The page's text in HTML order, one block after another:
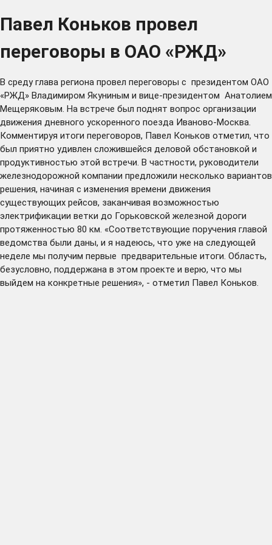
Павел Коньков провел
переговоры в ОАО «РЖД»
В среду глава региона провел переговоры с президентом ОАО
«РЖД» Владимиром Якуниным и вице-президентом Анатолием
Мещеряковым. На встрече был поднят вопрос организации
движения дневного ускоренного поезда Иваново-Москва.
Комментируя итоги переговоров, Павел Коньков отметил, что
был приятно удивлен сложившейся деловой обстановкой и
продуктивностью этой встречи. В частности, руководители
железнодорожной компании предложили несколько вариантов
решения, начиная с изменения времени движения
существующих рейсов, заканчивая возможностью
электрификации ветки до Горьковской железной дороги
протяженностью 80 км. «Соответствующие поручения главой
ведомства были даны, и я надеюсь, что уже на следующей
неделе мы получим первые предварительные итоги. Область,
безусловно, поддержана в этом проекте и верю, что мы
выйдем на конкретные решения», - отметил Павел Коньков.